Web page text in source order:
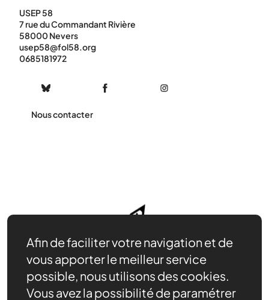
USEP 58
7 rue du Commandant Rivière
58000 Nevers
usep58@fol58.org
0685181972
Nous contacter
Afin de faciliter votre navigation et de
vous apporter le meilleur service
possible, nous utilisons des cookies.
Vous avez la possibilité de paramétrer